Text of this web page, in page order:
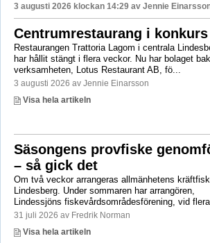
3 augusti 2026 klockan 14:29 av Jennie
Centrumrestaurang i konkurs
Restaurangen Trattoria Lagom i centrala
har hållit stängt i flera veckor. Nu har bolaget
verksamheten, Lotus Restaurant AB, fö...
3 augusti 2026 av Jennie Einarsson
Visa hela artikeln
Säsongens provfiske
– så gick det
Om två veckor arrangeras allmänhetens
Lindesberg. Under sommaren har arrangören,
Lindessjöns fiskevårdsområdesförening, vid
31 juli 2026 av Fredrik Norman
Visa hela artikeln